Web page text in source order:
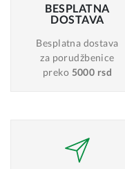
BESPLATNA
DOSTAVA
Besplatna dostava
za porudžbenice
preko 5000 rsd